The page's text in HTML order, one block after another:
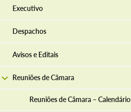
Executivo
Despachos
Avisos e Editais
Reuniões de Câmara
Reuniões de Câmara – Calendário